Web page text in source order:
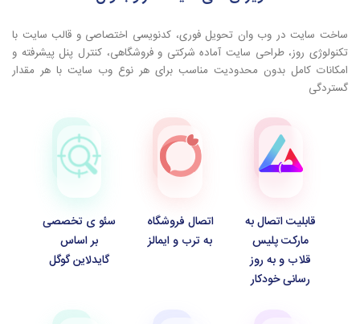
ساخت سایت در وب وان تحویل فوری، کدنویسی اختصاصی و قالب سایت با
تکنولوژی روز، طراحی سایت آماده شرکتی و فروشگاهی، کنترل پنل پیشرفته و
امکانات کامل بدون محدودیت مناسب برای هر نوع وب سایت با هر مقدار
گستردگی
قابلیت اتصال به
مارکت پلیس
قلاب و به روز
رسانی خودکار
اتصال فروشگاه
به ترب و ایمالز
سئو ی تخصصی
بر اساس
گایدلاین گوگل